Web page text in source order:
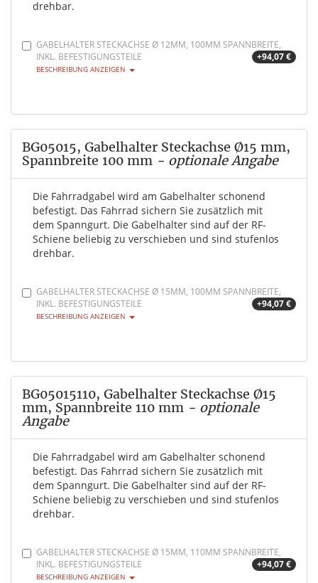
drehbar.
GABELHALTER STECKACHSE Ø 12MM, 100MM SPANNBREITE,
INKL. BEFESTIGUNGSTEILE
+94,07 €
BESCHREIBUNG ANZEIGEN
BG05015, Gabelhalter Steckachse Ø15 mm,
Spannbreite 100 mm - optionale Angabe
Die Fahrradgabel wird am Gabelhalter schonend
befestigt. Das Fahrrad sichern Sie zusätzlich mit
dem Spanngurt. Die Gabelhalter sind auf der RF-
Schiene beliebig zu verschieben und sind stufenlos
drehbar.
GABELHALTER STECKACHSE Ø 15MM, 100MM SPANNBREITE,
INKL. BEFESTIGUNGSTEILE
+94,07 €
BESCHREIBUNG ANZEIGEN
BG05015110, Gabelhalter Steckachse Ø15
mm, Spannbreite 110 mm - optionale
Angabe
Die Fahrradgabel wird am Gabelhalter schonend
befestigt. Das Fahrrad sichern Sie zusätzlich mit
dem Spanngurt. Die Gabelhalter sind auf der RF-
Schiene beliebig zu verschieben und sind stufenlos
drehbar.
GABELHALTER STECKACHSE Ø 15MM, 110MM SPANNBREITE,
INKL. BEFESTIGUNGSTEILE
+94,07 €
BESCHREIBUNG ANZEIGEN